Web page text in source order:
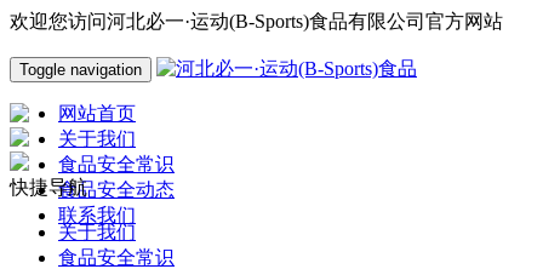
欢迎您访问河北必一·运动(B-Sports)食品有限公司官方网站
Toggle navigation
网站首页
关于我们
食品安全常识
食品安全动态
联系我们
快捷导航
关于我们
食品安全常识